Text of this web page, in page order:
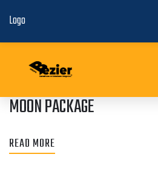
Logo
MOON PACKAGE
READ MORE